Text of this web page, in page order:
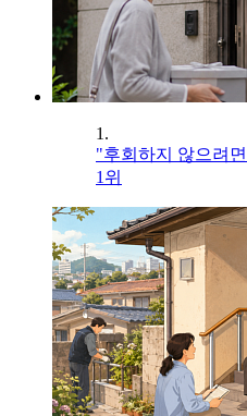
1.
"후회하지 않으려
1위